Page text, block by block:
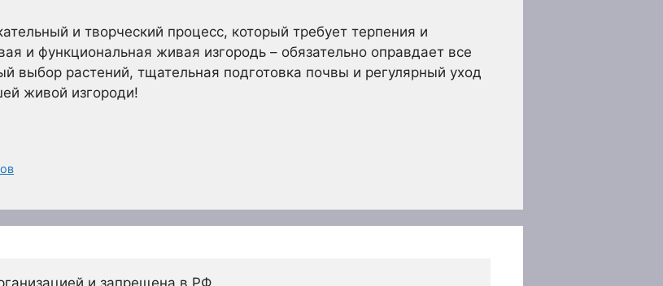
и творческий процесс, который требует терпения и
и функциональная живая изгородь – обязательно оправдает все
выбор растений, тщательная подготовка почвы и регулярный уход
живой изгороди!